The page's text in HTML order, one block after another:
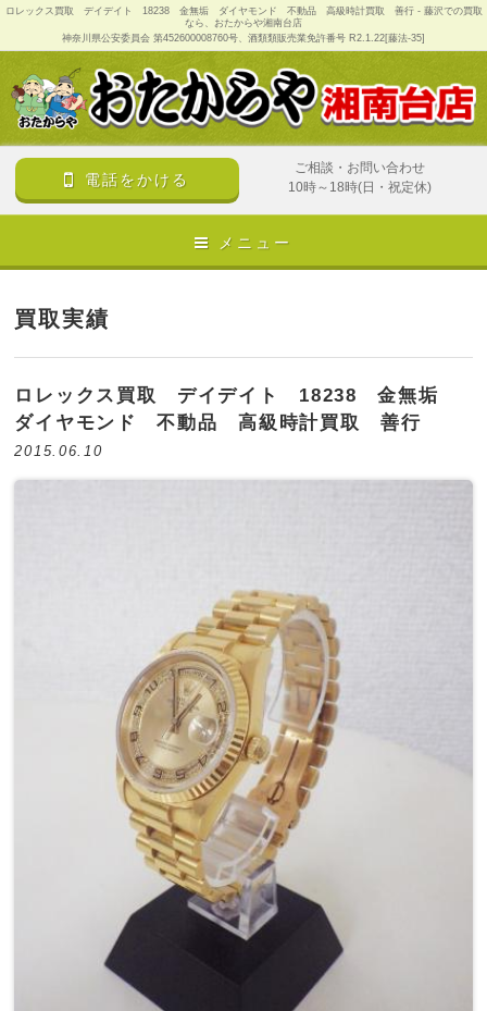
ロレックス買取 デイデイト 18238 金無垢 ダイヤモンド 不動品 高級時計買取 善行 - 藤沢での買取
なら、おたからや湘南台店
神奈川県公安委員会 第452600008760号、酒類類販売業免許番号 R2.1.22[藤法-35]
電話をかける
ご相談・お問い合わせ
10時～18時(日・祝定休)
メニュー
買取実績
ロレックス買取 デイデイト 18238 金無垢
ダイヤモンド 不動品 高級時計買取 善行
2015.06.10